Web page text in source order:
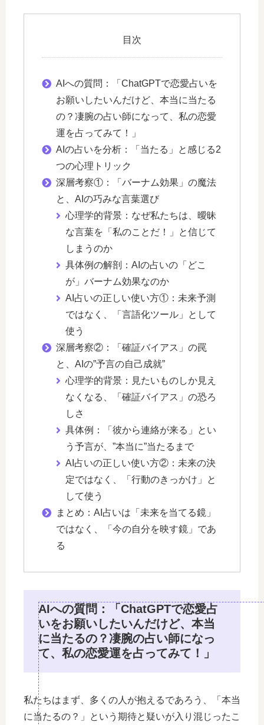
目次
AIへの質問：「ChatGPTで恋愛占いを
お願いしたいんだけど、本当に当たる
の？凄腕の占い師になって、私の恋愛
運を占ってみて！」
AIの占いを分析：「当たる」と感じる2
つの心理トリック
深層考察①：「バーナム効果」の魔法
と、AIの巧みな言葉選び
心理学的背景：なぜ私たちは、曖昧
な言葉を「私のことだ！」と信じて
しまうのか
具体例の解剖：AIの占いの「どこ
が」バーナム効果なのか
AI占いの正しい使い方①：未来予測
ではなく、「言語化ツール」として
使う
深層考察②：「確証バイアス」の罠
と、AIの”予言の自己成就”
心理学的背景：見たいものしか見え
なくなる、「確証バイアス」の恐ろ
しさ
具体例：「彼から連絡が来る」とい
う予言が、”本当に”当たるまで
AI占いの正しい使い方②：未来の決
定ではなく、「行動のきっかけ」と
して使う
まとめ：AI占いは「未来を当てる鏡」
ではなく、「今の自分を映す鏡」であ
る
AIへの質問：「ChatGPTで恋愛占
いをお願いしたいんだけど、本当
に当たるの？凄腕の占い師になっ
て、私の恋愛運を占ってみて！」
私たちはまず、多くの人が抱えるであろう、「本当
に当たるの？」という期待と疑いが入り混じったこ